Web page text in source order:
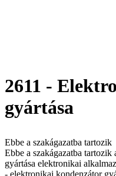
2611 -
gyártása
Ebbe a szakágazatba tartozik
Ebbe a szakágazatba tartozik
gyártása elektronikai
- elektronikai kondenzátor